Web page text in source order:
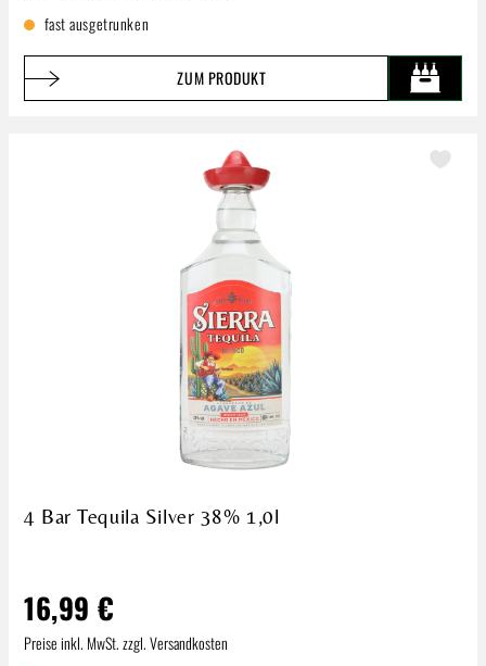
fast ausgetrunken
ZUM PRODUKT
4 Bar Tequila Silver 38% 1,0l
16,99 €
Regulärer Preis:
Preise inkl. MwSt. zzgl. Versandkosten